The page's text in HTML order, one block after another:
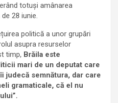
totuși amânarea
28 iunie.
politică a unor grupări
asupra resurselor
timp, Brăila este
mari de un deputat care
judecă semnătura, dar care
gramaticale, că el nu